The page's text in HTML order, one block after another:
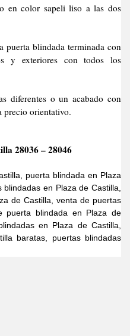
en color sapeli liso a las dos
blindada terminada con
y exteriores con todos los
o un acabado con
precio orientativo.
28036 – 28046
puerta blindada en Plaza
en Plaza de Castilla,
de Castilla, venta de puertas
puerta blindada en Plaza de
en Plaza de Castilla,
baratas, puertas blindadas